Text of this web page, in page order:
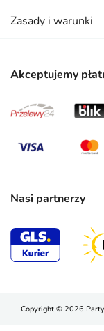
Akceptujemy
Nasi partnerzy
Zasady i warunki
Copyright © 2026